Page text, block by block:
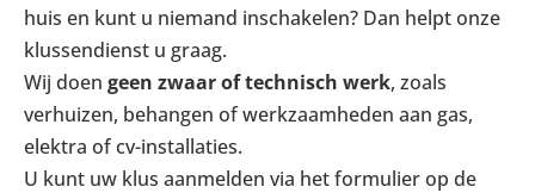
huis en kunt u niemand inschakelen? Dan helpt onze
klussendienst u graag.
Wij doen geen zwaar of technisch werk, zoals
verhuizen, behangen of werkzaamheden aan gas,
elektra of cv-installaties.
U kunt uw klus aanmelden via het formulier op de